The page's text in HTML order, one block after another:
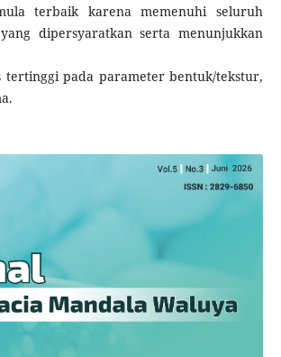
terbaik karena memenuhi seluruh
dipersyaratkan serta menunjukkan
tertinggi pada parameter bentuk/tekstur,